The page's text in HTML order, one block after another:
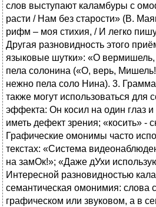
слов выступают каламбуры с
расти / Нам без старости» (В.
рифм – моя стихия, / И легко
Другая разновидность этого
языковые шутки»: «О
пела солонина («О, верь,
нежно пела соло Нина). 3.
также могут использоваться для
эффекта: Он косил на один глаз и
иметь дефект зрения; «косить» -
Графические омонимы часто
текстах: «Система
на замОк!»; «Даже дУхи
Интересной разновидностью
семантическая омонимия: слова
графическом или звуковом, а в